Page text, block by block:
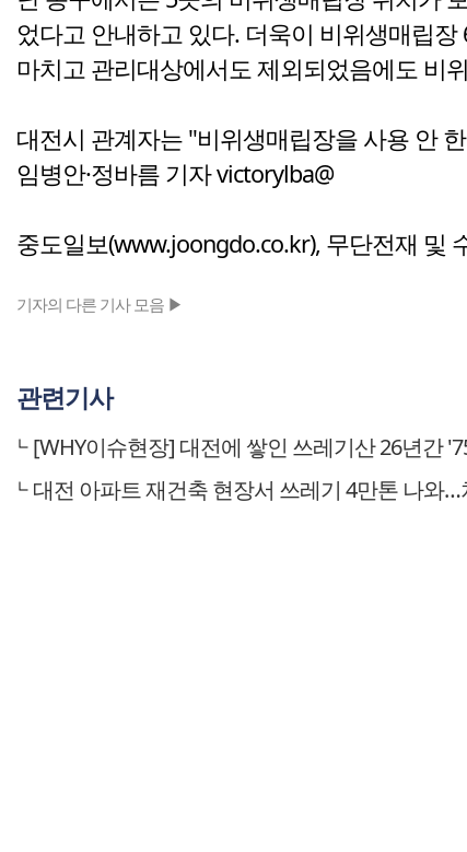
었다고 안내하고 있다. 더욱이 비위생매립
마치고 관리대상에서도 제외되었음에도 비
대전시 관계자는 "비위생매립장을 사용 안
임병안·정바름 기자 victorylba@
중도일보(www.joongdo.co.kr), 무단전재 및
기자의 다른 기사 모음 ▶
관련기사
[WHY이슈현장] 대전에 쌓인 쓰레기산 26년간
대전 아파트 재건축 현장서 쓰레기 4만톤 나와